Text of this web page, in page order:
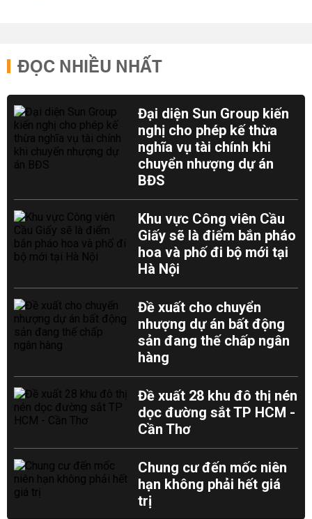
ĐỌC NHIỀU NHẤT
Đại diện Sun Group kiến
nghị cho phép kế thừa
nghĩa vụ tài chính khi
chuyển nhượng dự án
BĐS
Khu vực Công viên Cầu
Giấy sẽ là điểm bắn pháo
hoa và phố đi bộ mới tại
Hà Nội
Đề xuất cho chuyển
nhượng dự án bất động
sản đang thế chấp ngân
hàng
Đề xuất 28 khu đô thị nén
dọc đường sắt TP HCM -
Cần Thơ
Chung cư đến mốc niên
hạn không phải hết giá
trị